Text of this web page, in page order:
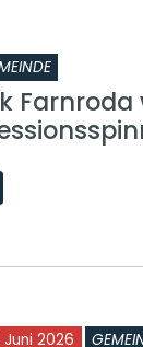
Farnroda
Juni 2026